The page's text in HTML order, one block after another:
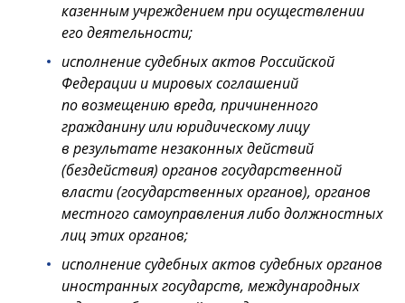
казенным учреждением при осуществлении
его деятельности;
исполнение судебных актов Российской
Федерации и мировых соглашений
по возмещению вреда, причиненного
гражданину или юридическому лицу
в результате незаконных действий
(бездействия) органов государственной
власти (государственных органов), органов
местного самоуправления либо должностных
лиц этих органов;
исполнение судебных актов судебных органов
иностранных государств, международных